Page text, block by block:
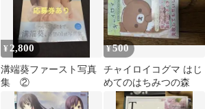
¥ 2,800
溝端葵ファースト写真
集 ②
¥500
チャイロイコグマ はじ
めてのはちみつの森